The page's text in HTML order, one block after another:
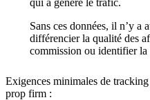
qui a généré le trafic.
Sans ces données, il n’y a
différencier la qualité des
commission ou identifier la
Exigences minimales de
prop firm :